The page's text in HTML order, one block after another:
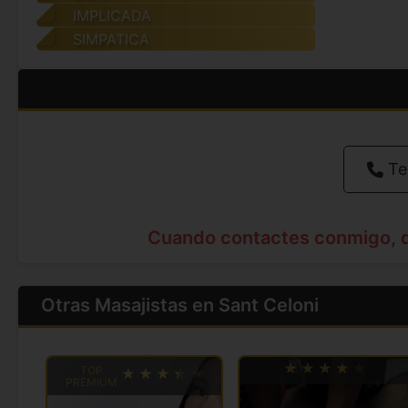
IMPLICADA
SIMPATICA
Cuando contactes conmigo,
Otras Masajistas en Sant Celoni